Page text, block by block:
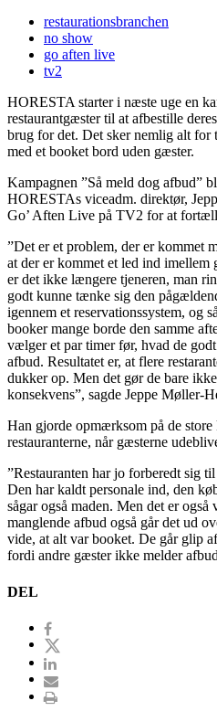
restaurationsbranchen
no show
go aften live
tv2
HORESTA starter i næste uge en
restaurantgæster til at afbestille
brug for det. Det sker nemlig alt for
med et booket bord uden gæster.
Kampagnen ”Så meld dog afbud”
HORESTAs viceadm. direktør,
Go’ Aften Live på TV2 for at
”Det er et problem, der er kommet
at der er kommet et led ind
er det ikke længere tjeneren, man
godt kunne tænke sig den
igennem et reservationssystem, og
booker mange borde den samme
vælger et par timer før, hvad de
afbud. Resultatet er, at flere
dukker op. Men det gør de bare
konsekvens”, sagde Jeppe Møller-
Han gjorde opmærksom på de store
restauranterne, når gæsterne
”Restauranten har jo forberedt sig
Den har kaldt personale ind, den
sågar også maden. Men det er også
manglende afbud også går det ud
vide, at alt var booket. De går glip
fordi andre gæster ikke melder
DEL